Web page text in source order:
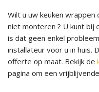
Wilt u uw keuken
niet monteren ? U kunt bij
is dat geen enkel
installateur voor u in huis.
offerte op maat. Bekijk de
pagina om een